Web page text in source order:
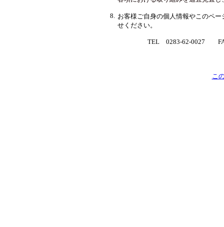
8. お客様ご自身の個人情報やこのペ
せください。
TEL 0283-62-0027
こ